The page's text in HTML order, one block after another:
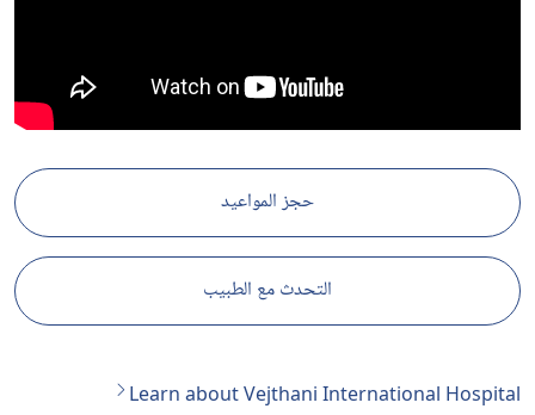
حجز المواعيد
التحدث مع الطبيب
Learn about Vejthani International